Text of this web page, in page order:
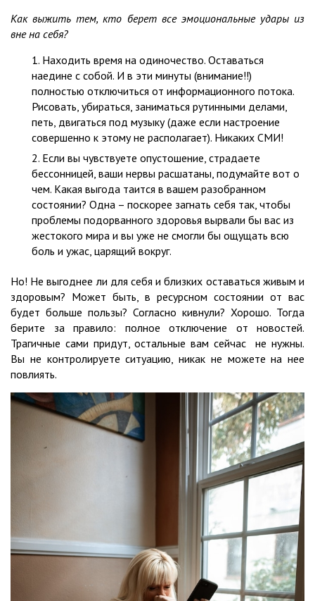
Как выжить тем, кто берет все эмоциональные удары из
вне на себя?
Находить время на одиночество. Оставаться
наедине с собой. И в эти минуты (внимание!!)
полностью отключиться от информационного потока.
Рисовать, убираться, заниматься рутинными делами,
петь, двигаться под музыку (даже если настроение
совершенно к этому не располагает). Никаких СМИ!
Если вы чувствуете опустошение, страдаете
бессонницей, ваши нервы расшатаны, подумайте вот о
чем. Какая выгода таится в вашем разобранном
состоянии? Одна – поскорее загнать себя так, чтобы
проблемы подорванного здоровья вырвали бы вас из
жестокого мира и вы уже не смогли бы ощущать всю
боль и ужас, царящий вокруг.
Но! Не выгоднее ли для себя и близких оставаться живым и
здоровым? Может быть, в ресурсном состоянии от вас
будет больше пользы? Согласно кивнули? Хорошо. Тогда
берите за правило: полное отключение от новостей.
Трагичные сами придут, остальные вам сейчас не нужны.
Вы не контролируете ситуацию, никак не можете на нее
повлиять.